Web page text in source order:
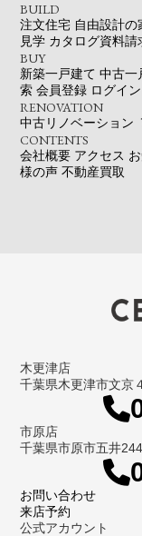
BUILD
注文住宅 自由設計の
見学 カタログ資料請
BUY
新築一戸建て 中古一
索 会員登録 ログイン
RENOVATION
中古リノベーション
CONTENTS
会社概要 アクセス
様の声 不動産買取
木更津店
千葉県木更津市文京
市原店
千葉県市原市五井
お問い合わせ
来店予約
公式アカウント